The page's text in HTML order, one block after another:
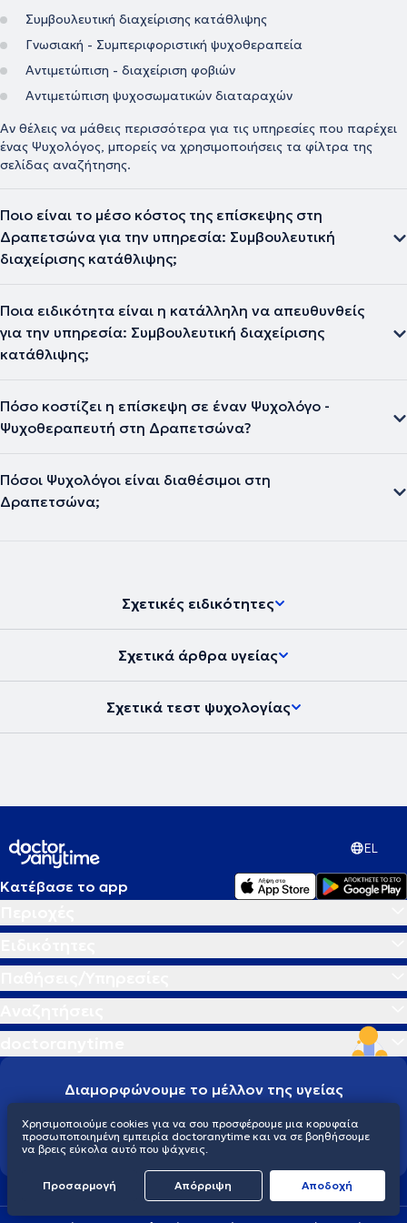
Vasarhelyi για παιδιά και εφήβους 6–18 ετών,Παιδικό
υψηλής λειτουργικότητας.Τέλος, η προσέγγισή της είναι
ανθρωποκεντρική και βασίζεται στη δημιουργία μιας ασφαλούς
να εκφραστεί ελεύθερα και να αναπτύξει τους προσωπικούς του
Συμβουλευτική διαχείρισης κατάθλιψης
Γνωσιακή - Συμπεριφοριστική ψυχοθεραπεία
Αντιμετώπιση - διαχείριση φοβιών
Αντιμετώπιση ψυχοσωματικών διαταραχών
Αν θέλεις να μάθεις περισσότερα για τις υπηρεσίες που παρέχει
ένας Ψυχολόγος, μπορείς να χρησιμοποιήσεις τα φίλτρα της
σελίδας αναζήτησης.
Ποιο είναι το μέσο κόστος της επίσκεψης στη
Δραπετσώνα για την υπηρεσία: Συμβουλευτική
διαχείρισης κατάθλιψης;
Ποια ειδικότητα είναι η κατάλληλη να απευθυνθείς
για την υπηρεσία: Συμβουλευτική διαχείρισης
κατάθλιψης;
Πόσο κοστίζει η επίσκεψη σε έναν Ψυχολόγο -
Ψυχοθεραπευτή στη Δραπετσώνα?
Πόσοι Ψυχολόγοι είναι διαθέσιμοι στη
Δραπετσώνα;
Σχετικές ειδικότητες
Σχετικά άρθρα υγείας
Σχετικά τεστ ψυχολογίας
EL
Κατέβασε το app
Διαμορφώνουμε το μέλλον της υγείας
ΕλλάδαΒέλγιοΜεξικόΚολομβίαΕκουαδόρΓουατεμάλα
Βραζιλία
Χρησιμοποιούμε cookies για να σου προσφέρουμε μια κορυφαία
προσωποποιημένη εμπειρία doctoranytime και να σε βοηθήσουμε
να βρεις εύκολα αυτό που ψάχνεις.
Προσαρμογή Απόρριψη Aποδοχή